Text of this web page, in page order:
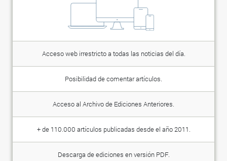
Acceso web irrestricto a todas las noticias del día.
Posibilidad de comentar artículos.
Acceso al Archivo de Ediciones Anteriores.
+ de 110.000 artículos publicadas desde el año 2011.
Descarga de ediciones en versión PDF.